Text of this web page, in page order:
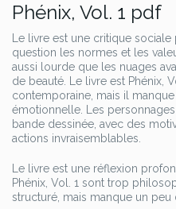
Phénix, Vol. 1 pdf
Le livre est une critique
question les normes et les
aussi lourde que les nuages
de beauté. Le livre est Phénix,
contemporaine, mais il
émotionnelle. Les
bande dessinée, avec des
actions invraisemblables.
Le livre est une réflexion
Phénix, Vol. 1 sont trop
structuré, mais manque un